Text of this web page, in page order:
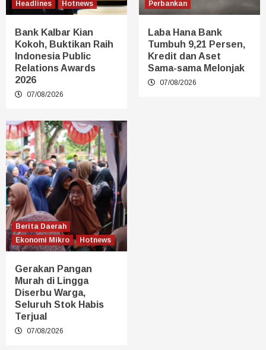
Headlines
Hotnews
Bank Kalbar Kian
Kokoh, Buktikan Raih
Indonesia Public
Relations Awards
2026
07/08/2026
Perbankan
Laba Hana Bank
Tumbuh 9,21 Persen,
Kredit dan Aset
Sama-sama Melonjak
07/08/2026
Berita Daerah
Ekonomi Mikro
Hotnews
Gerakan Pangan
Murah di Lingga
Diserbu Warga,
Seluruh Stok Habis
Terjual
07/08/2026